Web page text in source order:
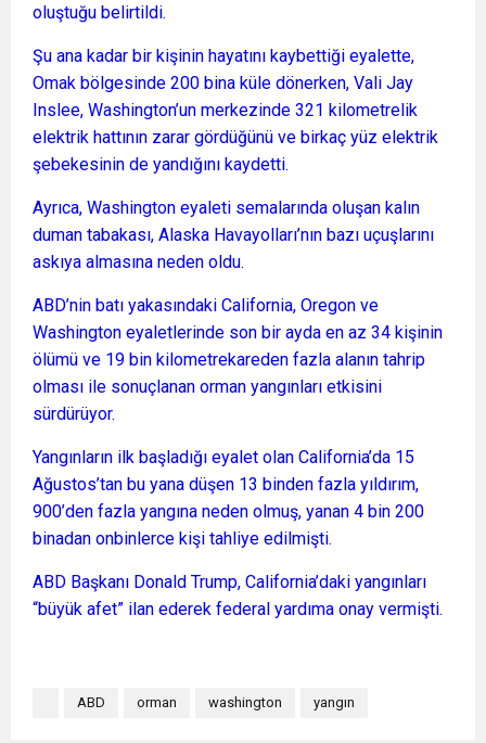
oluştuğu belirtildi.
Şu ana kadar bir kişinin hayatını kaybettiği eyalette,
Omak bölgesinde 200 bina küle dönerken, Vali Jay
Inslee, Washington’un merkezinde 321 kilometrelik
elektrik hattının zarar gördüğünü ve birkaç yüz elektrik
şebekesinin de yandığını kaydetti.
Ayrıca, Washington eyaleti semalarında oluşan kalın
duman tabakası, Alaska Havayolları’nın bazı uçuşlarını
askıya almasına neden oldu.
ABD’nin batı yakasındaki California, Oregon ve
Washington eyaletlerinde son bir ayda en az 34 kişinin
ölümü ve 19 bin kilometrekareden fazla alanın tahrip
olması ile sonuçlanan orman yangınları etkisini
sürdürüyor.
Yangınların ilk başladığı eyalet olan California’da 15
Ağustos’tan bu yana düşen 13 binden fazla yıldırım,
900’den fazla yangına neden olmuş, yanan 4 bin 200
binadan onbinlerce kişi tahliye edilmişti.
ABD Başkanı Donald Trump, California’daki yangınları
“büyük afet” ilan ederek federal yardıma onay vermişti.
ABD orman washington yangın